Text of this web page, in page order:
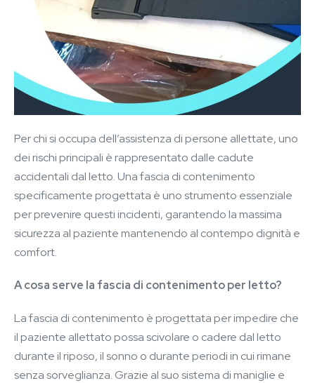
Per chi si occupa dell’assistenza di persone allettate, uno
dei rischi principali è rappresentato dalle cadute
accidentali dal letto. Una fascia di contenimento
specificamente progettata è uno strumento essenziale
per prevenire questi incidenti, garantendo la massima
sicurezza al paziente mantenendo al contempo dignità e
comfort.
A cosa serve la fascia di contenimento per letto?
La fascia di contenimento è progettata per impedire che
il paziente allettato possa scivolare o cadere dal letto
durante il riposo, il sonno o durante periodi in cui rimane
senza sorveglianza. Grazie al suo sistema di maniglie e